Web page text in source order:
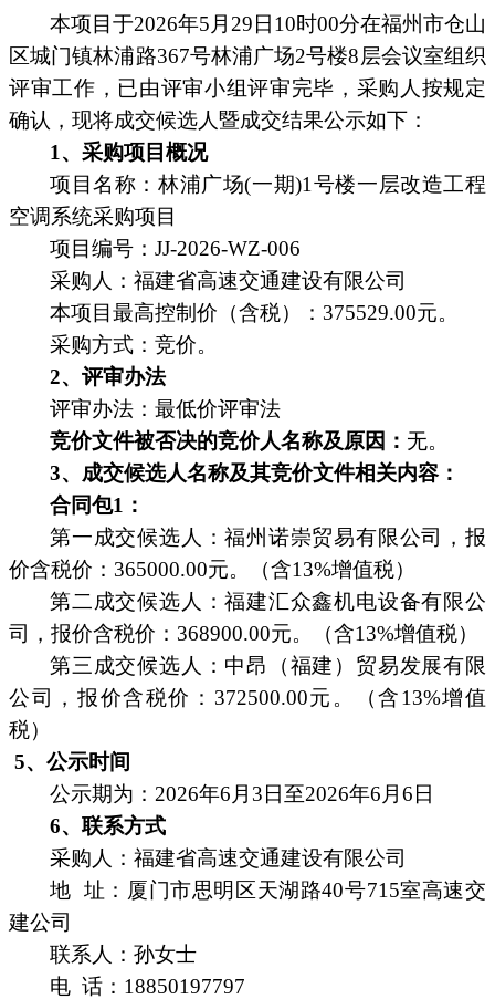
本项目于2026年5 月 29日10时00分在福州市仓山
区城门镇林浦路367号林浦广场2号楼8层会议室组织
评审工作，已由评审小组评审完毕 ， 采购人按规定
确认， 现将成交候选人暨成交结果公示如下 ：
1、采购项目概况
项目名称： 林浦广场(一期)1号楼一层改造工程
空调系统采购项目
项目编号： JJ-2026-WZ-006
采购人：福建省高速交通建设有限公司
本项目最高控制价（含税）： 375529.00元。
采购方式： 竞价。
2、评审办法
评审办法：最低价评审法
竞价文件被否决的竞价人名称及原因 ： 无。
3、 成交候选人名称及其竞价文件相关内容：
合同包1：
第一成交候选人：福州诺崇贸易有限公司，报
价含税价： 365000.00元。（含13%增值税）
第二成交候选人：福建汇众鑫机电设备有限公
司，报价含税价： 368900.00元。（含13%增值税）
第三成交候选人：中昂（福建）贸易发展有限
公司，报价含税价： 372500.00元。（含13%增值
税）
5、公示时间
公示期为： 2026年6 月 3日至2026年6 月6日
6、联系方式
采购人：福建省高速交通建设有限公司
地 址：厦门市思明区天湖路40号715室高速交
建公司
联系人： 孙女士
电 话： 18850197797